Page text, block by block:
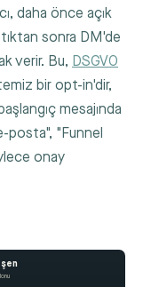
daha önce açık
sonra DM'de
verir. Bu, DSGVO
bir opt-in'dir,
mesajında
posta", "Funnel
onay